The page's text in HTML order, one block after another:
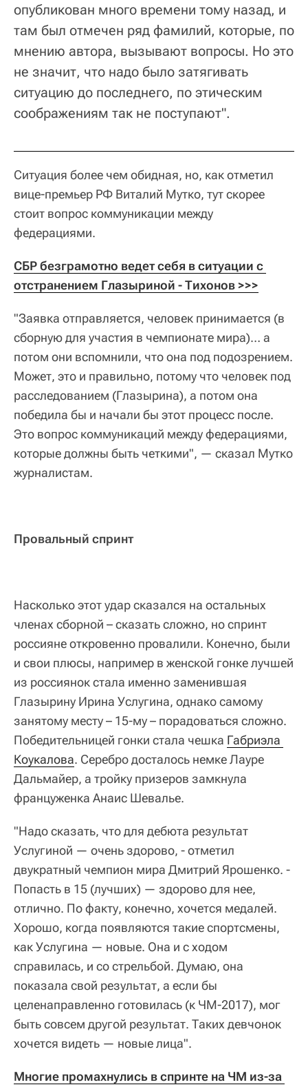
опубликован много времени тому назад, и
там был отмечен ряд фамилий, которые, по
мнению автора, вызывают вопросы. Но это
не значит, что надо было затягивать
ситуацию до последнего, по этическим
соображениям так не поступают".
Ситуация более чем обидная, но, как отметил
вице-премьер РФ Виталий Мутко, тут скорее
стоит вопрос коммуникации между
федерациями.
СБР безграмотно ведет себя в ситуации с
отстранением Глазыриной - Тихонов >>>
"Заявка отправляется, человек принимается (в
сборную для участия в чемпионате мира)… а
потом они вспомнили, что она под подозрением.
Может, это и правильно, потому что человек под
расследованием (Глазырина), а потом она
победила бы и начали бы этот процесс после.
Это вопрос коммуникаций между федерациями,
которые должны быть четкими", — сказал Мутко
журналистам.
Провальный спринт
Насколько этот удар сказался на остальных
членах сборной – сказать сложно, но спринт
россияне откровенно провалили. Конечно, были
и свои плюсы, например в женской гонке лучшей
из россиянок стала именно заменившая
Глазырину Ирина Услугина, однако самому
занятому месту – 15-му – порадоваться сложно.
Победительницей гонки стала чешка Габриэла
Коукалова. Серебро досталось немке Лауре
Дальмайер, а тройку призеров замкнула
француженка Анаис Шевалье.
"Надо сказать, что для дебюта результат
Услугиной — очень здорово, - отметил
двукратный чемпион мира Дмитрий Ярошенко. -
Попасть в 15 (лучших) — здорово для нее,
отлично. По факту, конечно, хочется медалей.
Хорошо, когда появляются такие спортсмены,
как Услугина — новые. Она и с ходом
справилась, и со стрельбой. Думаю, она
показала свой результат, а если бы
целенаправленно готовилась (к ЧМ-2017), мог
быть совсем другой результат. Таких девчонок
хочется видеть — новые лица".
Многие промахнулись в спринте на ЧМ из-за